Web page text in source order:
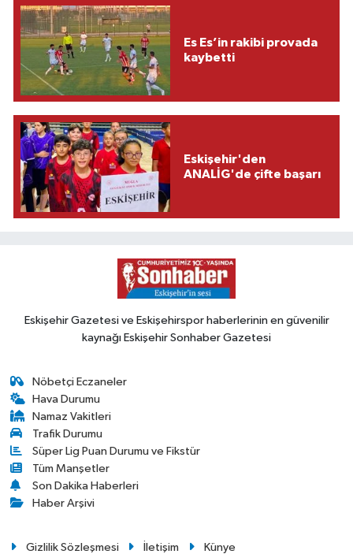
Es Es’in rakibi provada
kaybetti
Eskişehir'den
ANALİG'de çifte başarı
Eskişehir Gazetesi ve Eskişehirspor haberlerinin en güvenilir
kaynağı Eskişehir Sonhaber Gazetesi
Nöbetçi Eczaneler
Hava Durumu
Namaz Vakitleri
Trafik Durumu
Süper Lig Puan Durumu ve Fikstür
Tüm Manşetler
Son Dakika Haberleri
Haber Arşivi
Gizlilik Sözleşmesi İletişim Künye